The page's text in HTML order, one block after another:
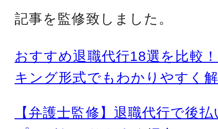
記事を監修致しました。
おすすめ退職代行18選を比較
キング形式でもわかりやすく
【弁護士監修】退職代行で後